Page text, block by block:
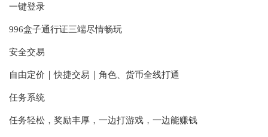
一键登录
996盒子通行证三端尽情畅玩
安全交易
自由定价｜快捷交易｜角色、货币全线打通
任务系统
任务轻松，奖励丰厚，一边打游戏，一边能赚钱